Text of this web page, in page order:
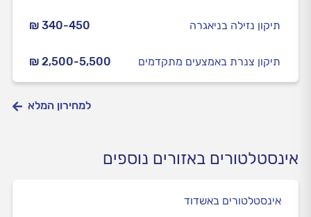
₪ 340-450 תיקון נזילה בניאגרה
₪ 2,500-5,500 תיקון צנרת באמצעים מתקדמים
למחירון המלא
אינסטלטורים באזורים נוספים
אינסטלטורים באשדוד